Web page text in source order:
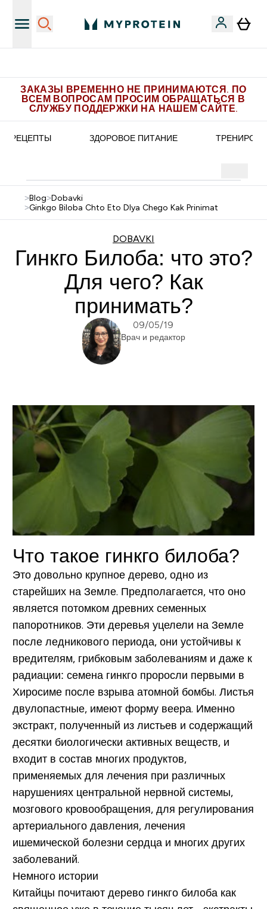
ЗАКАЗЫ ВРЕМЕННО НЕ ПРИНИМАЮТСЯ. ПО
ВСЕМ ВОПРОСАМ ПРОСИМ ОБРАЩАТЬСЯ В
СЛУЖБУ ПОДДЕРЖКИ НА НАШЕМ САЙТЕ.
РЕЦЕПТЫ ЗДОРОВОЕ ПИТАНИЕ
>Blog>Dobavki
>Ginkgo Biloba Chto Eto Dlya Chego Kak Prinimat
DOBAVKI
Гинкго Билоба: что это?
Для чего? Как
принимать?
09/05/19
Врач и редактор
Что такое гинкго билоба?
Это довольно крупное дерево, одно из
старейших на Земле. Предполагается, что оно
является потомком древних семенных
папоротников. Эти деревья уцелели на Земле
после ледникового периода, они устойчивы к
вредителям, грибковым заболеваниям и даже к
радиации: семена гинкго проросли первыми в
Хиросиме после взрыва атомной бомбы. Листья
двулопастные, имеют форму веера. Именно
экстракт, полученный из листьев и содержащий
десятки биологически активных веществ, и
входит в состав многих продуктов,
применяемых для лечения при различных
нарушениях центральной нервной системы,
мозгового кровообращения, для регулирования
артериального давления, лечения
ишемической болезни сердца и многих других
заболеваний.
Немного истории
Китайцы почитают дерево гинкго билоба как